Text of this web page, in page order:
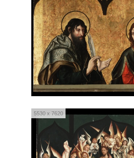
5530 x 7620